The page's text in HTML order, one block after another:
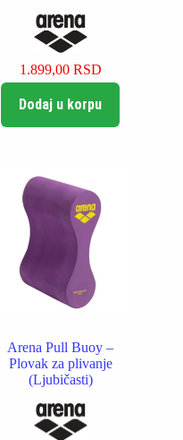
1.899,00 RSD
Dodaj u korpu
Arena Pull Buoy –
Plovak za plivanje
(Ljubičasti)